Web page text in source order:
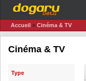
Accueil » Cinéma & TV
Cinéma & TV
Type